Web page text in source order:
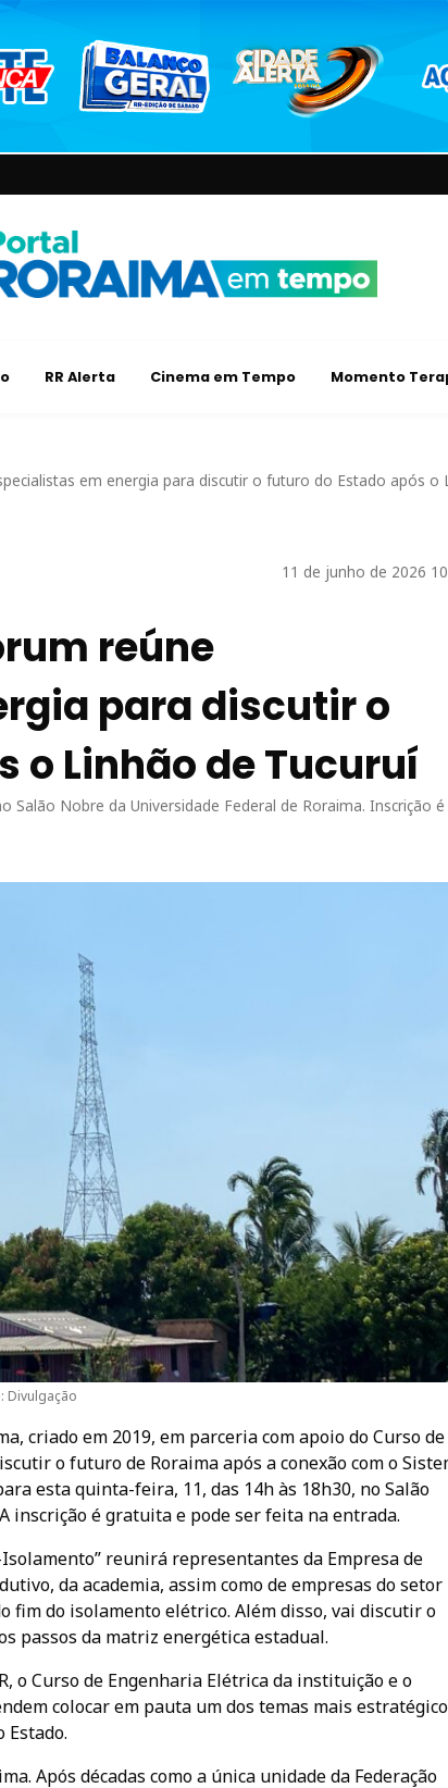
RR Alerta Cinema em Tempo Momento
em energia para discutir o futuro do Estado após o
11 de junho de 2026
reúne
para discutir o
o Linhão de Tucuruí
Nobre da Universidade Federal de Roraima. Inscrição é
Divulgação
criado em 2019, em parceria com apoio do Curso de
o futuro de Roraima após a conexão com o
esta quinta-feira, 11, das 14h às 18h30, no Salão
inscrição é gratuita e pode ser feita na entrada.
reunirá representantes da Empresa de
da academia, assim como de empresas do setor
fim do isolamento elétrico. Além disso, vai discutir o
passos da matriz energética estadual.
o Curso de Engenharia Elétrica da instituição e o
colocar em pauta um dos temas mais
Estado.
Após décadas como a única unidade da Federação